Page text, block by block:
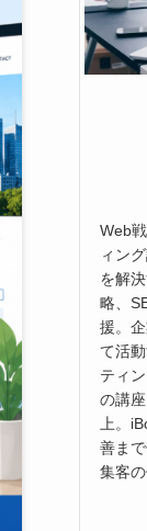
Web
ィン
を解
略、
援。
て活
ティ
の講
上。
善ま
集客